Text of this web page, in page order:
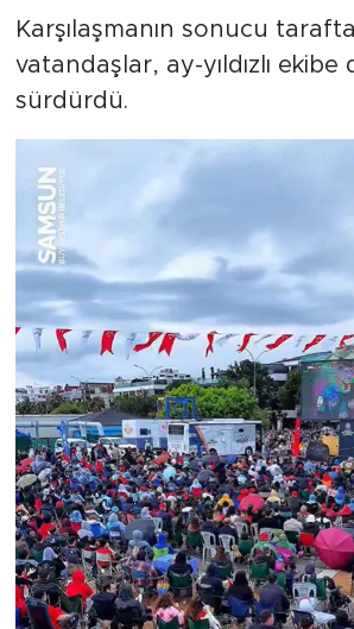
Karşılaşmanın sonucu
vatandaşlar, ay-yıldızlı ekibe
sürdürdü.